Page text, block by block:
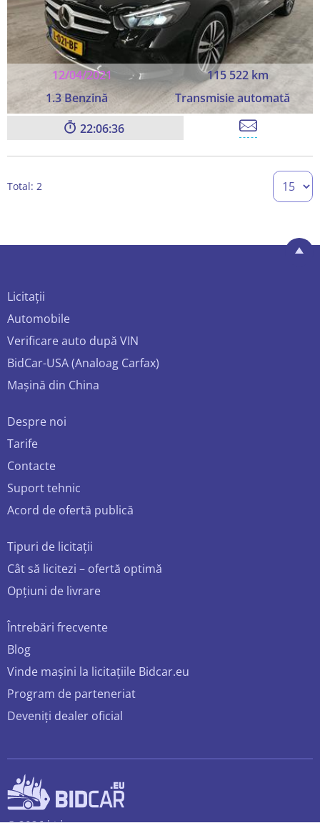
12/04/2021
115 522 km
1.3 Benzină
Transmisie automată
22:06:36
Total: 2
Licitații
Automobile
Verificare auto după VIN
BidCar-USA (Analoag Carfax)
Mașină din China
Despre noi
Tarife
Contacte
Suport tehnic
Acord de ofertă publică
Tipuri de licitații
Cât să licitezi – ofertă optimă
Opțiuni de livrare
Întrebări frecvente
Blog
Vinde mașini la licitațiile Bidcar.eu
Program de parteneriat
Deveniți dealer oficial
© 2026 bidcar.eu